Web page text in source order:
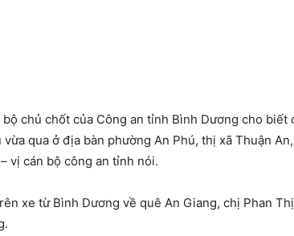
chủ chốt của Công an tỉnh Bình Dương cho
qua ở địa bàn phường An Phú, thị xã Thuận
vị cán bộ công an tỉnh nói.
xe từ Bình Dương về quê An Giang, chị Phan